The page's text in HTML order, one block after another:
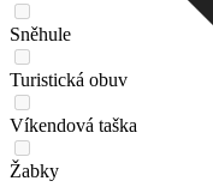
Sněhule
Turistická obuv
Víkendová taška
Žabky